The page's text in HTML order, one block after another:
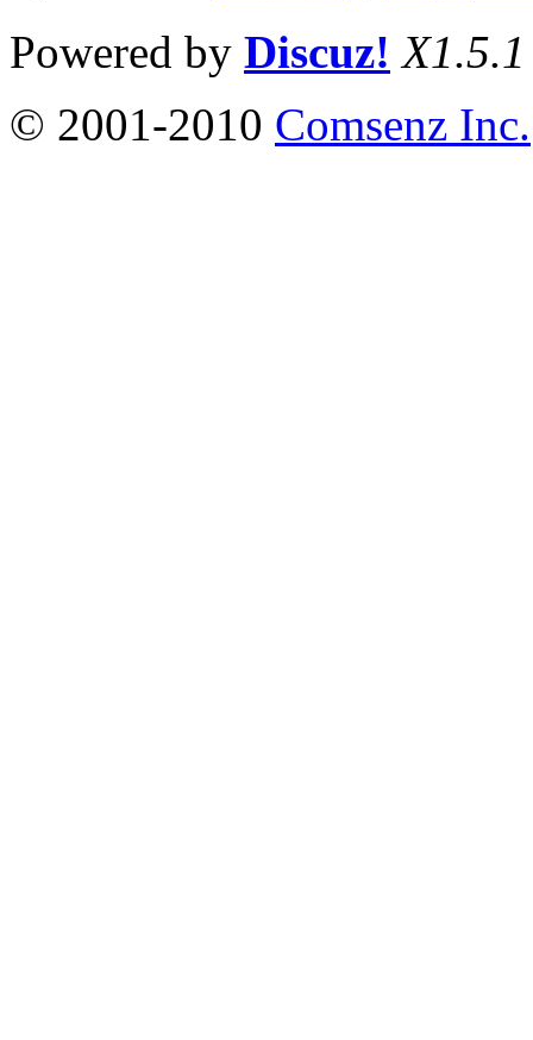
Powered by Discuz! X1.5.1
© 2001-2010 Comsenz Inc.